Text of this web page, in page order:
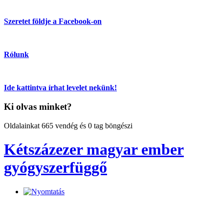
Szeretet földje a Facebook-on
Rólunk
Ide kattintva írhat levelet nekünk!
Ki olvas minket?
Oldalainkat 665 vendég és 0 tag böngészi
Kétszázezer magyar ember
gyógyszerfüggő